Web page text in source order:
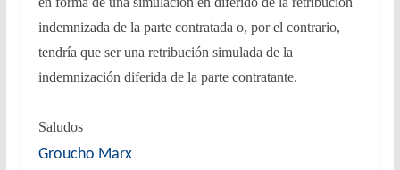
indemnizada de la parte contratada o, por el contrario,
tendría que ser una retribución simulada de la
indemnización diferida de la parte contratante.
Saludos
Groucho Marx